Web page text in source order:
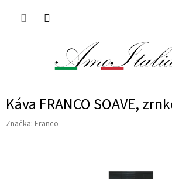
Káva FRANCO SOAVE,
Značka: Franco